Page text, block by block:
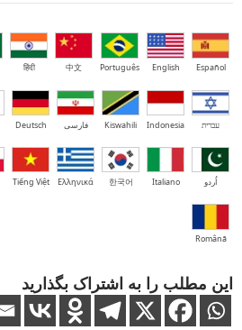
Español
English
Português
中文
हिंदी
עברית Indonesia
Kiswahili فارسی Deutsch
اُردو Italiano
한국어
Ελληνικά
Tiếng Việt
Română
این مطلب را به اشتراک بگذارید